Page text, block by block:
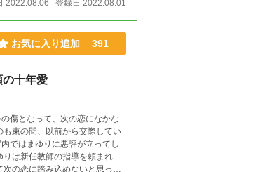
2022.08.06 登録日 2022.08.01
お気に入り追加 391
十年愛
傷となって、次の恋になかな
束の間、以前から交際してい
ではまゆりに悪評が立ってし
は新任教師の指導を頼まれ